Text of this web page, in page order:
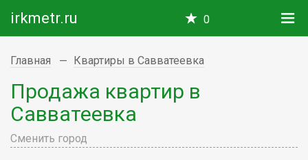
irkmetr.ru 0
Главная Квартиры в Савватеевка
Продажа квартир в
Савватеевка
Сменить город